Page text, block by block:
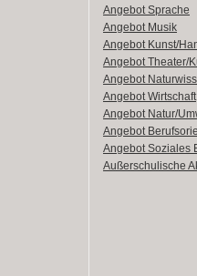
Angebot Sprache
Angebot Musik
Angebot Kunst/
Angebot Theater/
Angebot
Angebot Wirtschaft
Angebot Natur/
Angebot
Angebot Soziales
Außerschulische